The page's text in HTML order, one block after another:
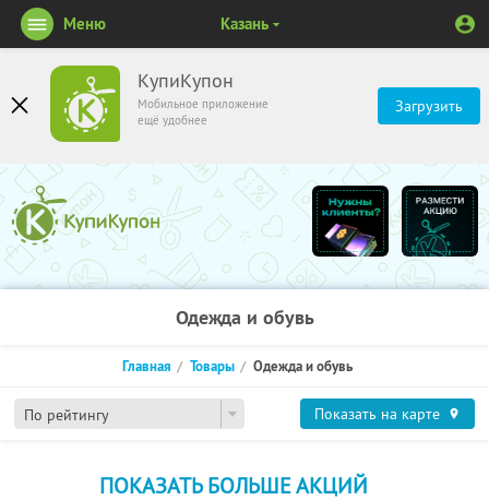
КупиКупон
Мобильное приложение
ещё удобнее
Загрузить
Меню Казань
Одежда и обувь
По рейтингу
Главная Товары Одежда и обувь
Показать на карте
ПОКАЗАТЬ БОЛЬШЕ АКЦИЙ